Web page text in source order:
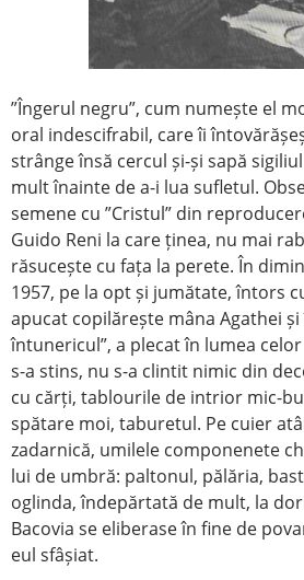
”Îngerul negru”, cum numește el
oral indescifrabil, care îi
strânge însă cercul și-și sapă
mult înainte de a-i lua sufletul.
semene cu ”Cristul” din
Guido Reni la care ținea, nu mai
răsucește cu fața la perete. În
1957, pe la opt și jumătate, întors
apucat copilărește mâna Agathei și
întunericul”, a plecat în lumea
s-a stins, nu s-a clintit nimic din
cu cărți, tablourile de intrior mic-
spătare moi, taburetul. Pe cuier
zadarnică, umilele componenete
lui de umbră: paltonul, pălăria,
oglinda, îndepărtată de mult, la
Bacovia se eliberase în fine de
eul sfâșiat.